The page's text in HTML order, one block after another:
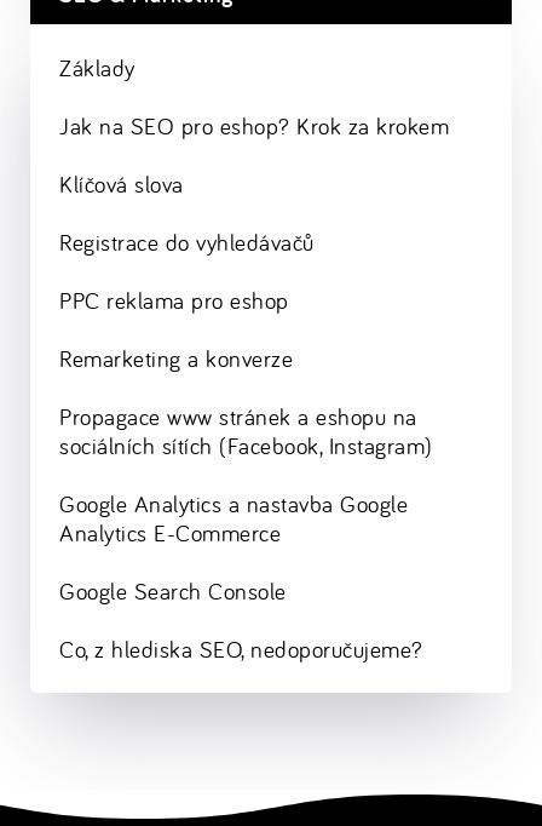
Základy
Jak na SEO pro eshop? Krok za krokem
Klíčová slova
Registrace do vyhledávačů
PPC reklama pro eshop
Remarketing a konverze
Propagace www stránek a eshopu na
sociálních sítích (Facebook, Instagram)
Google Analytics a nastavba Google
Analytics E-Commerce
Google Search Console
Co, z hlediska SEO, nedoporučujeme?